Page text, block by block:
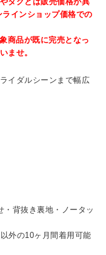
インショップ価格での
商品が既に完売となっ
ませ。
イダルシーンまで幅広
・背抜き裏地・ノータッ
外の10ヶ月間着用可能